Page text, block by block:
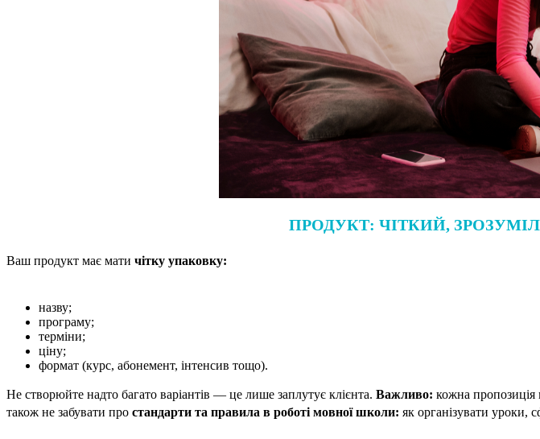
ПРОДУКТ: ЧІТКИЙ,
Ваш продукт має мати чітку упаковку:
назву;
програму;
терміни;
ціну;
формат (курс, абонемент, інтенсив тощо).
Не створюйте надто багато варіантів — це лише заплутує клієнта. Важливо: кожна пропозиція
також не забувати про стандарти та правила в роботі мовної школи: як організувати уроки,